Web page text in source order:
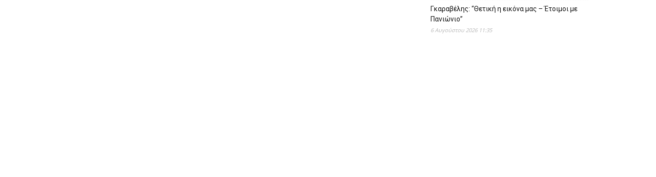
Γκαραβέλης: “Θετική η εικόνα μας – Έτοιμοι με
Πανιώνιο”
6 Αυγούστου 2026 11:35